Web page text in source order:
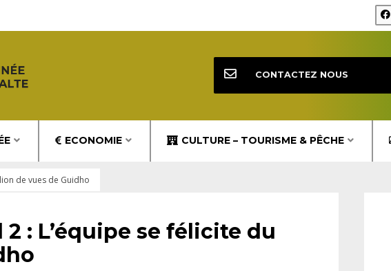
ECONOMIE CULTURE – TOURISME & PÊCHE
CONTACTEZ NOUS
de vues de Guidho
: L’équipe se félicite du